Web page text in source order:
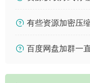
有些资源加密压
百度网盘加群一